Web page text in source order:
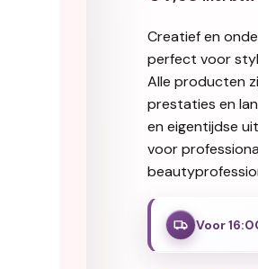
Creatief en
perfect voor
Alle producten
prestaties en
en eigentijdse
voor
Voor